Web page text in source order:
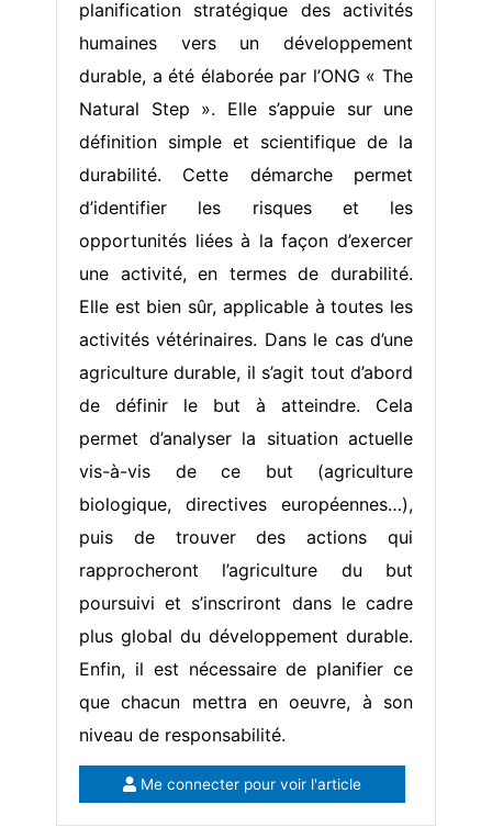
planification stratégique des activités
humaines vers un développement
durable, a été élaborée par l’ONG « The
Natural Step ». Elle s’appuie sur une
définition simple et scientifique de la
durabilité. Cette démarche permet
d’identifier les risques et les
opportunités liées à la façon d’exercer
une activité, en termes de durabilité.
Elle est bien sûr, applicable à toutes les
activités vétérinaires. Dans le cas d’une
agriculture durable, il s’agit tout d’abord
de définir le but à atteindre. Cela
permet d’analyser la situation actuelle
vis-à-vis de ce but (agriculture
biologique, directives européennes…),
puis de trouver des actions qui
rapprocheront l’agriculture du but
poursuivi et s’inscriront dans le cadre
plus global du développement durable.
Enfin, il est nécessaire de planifier ce
que chacun mettra en oeuvre, à son
niveau de responsabilité.
Me connecter pour voir l'article